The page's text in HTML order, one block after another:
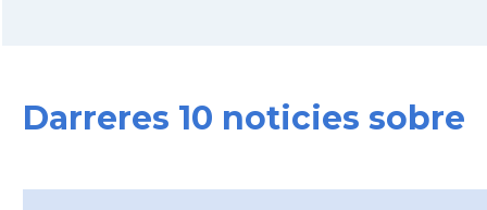
Darreres 10 noticies sobre